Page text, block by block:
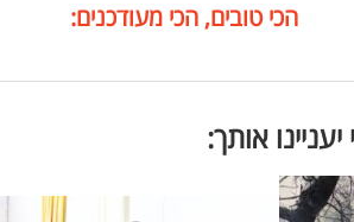
הכי טובים, הכי מעודכנים:
אותך: